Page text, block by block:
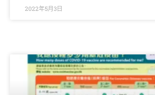
2022年5月3日